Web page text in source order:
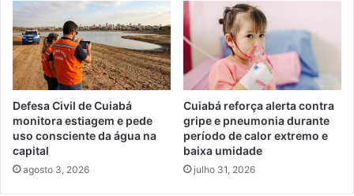
Defesa Civil de Cuiabá
monitora estiagem e pede
uso consciente da água na
capital
agosto 3, 2026
Cuiabá reforça alerta contra
gripe e pneumonia durante
período de calor extremo e
baixa umidade
julho 31, 2026